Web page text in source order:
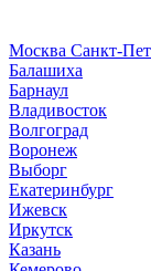
Москва Санкт-
Балашиха
Барнаул
Владивосток
Волгоград
Воронеж
Выборг
Екатеринбург
Ижевск
Иркутск
Казань